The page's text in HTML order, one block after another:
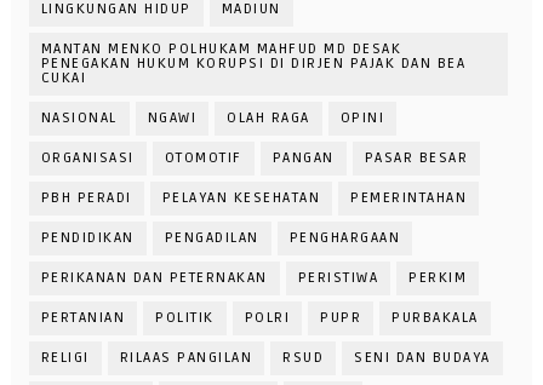
LINGKUNGAN HIDUP MADIUN
MANTAN MENKO POLHUKAM MAHFUD MD DESAK
PENEGAKAN HUKUM KORUPSI DI DIRJEN PAJAK DAN BEA
CUKAI
NASIONAL NGAWI OLAH RAGA OPINI
ORGANISASI OTOMOTIF PANGAN PASAR BESAR
PBH PERADI PELAYAN KESEHATAN PEMERINTAHAN
PENDIDIKAN PENGADILAN PENGHARGAAN
PERIKANAN DAN PETERNAKAN PERISTIWA PERKIM
PERTANIAN POLITIK POLRI PUPR PURBAKALA
RELIGI RILAAS PANGILAN RSUD SENI DAN BUDAYA